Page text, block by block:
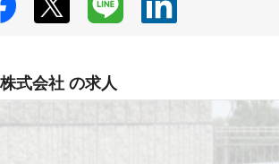
式会社 の求人